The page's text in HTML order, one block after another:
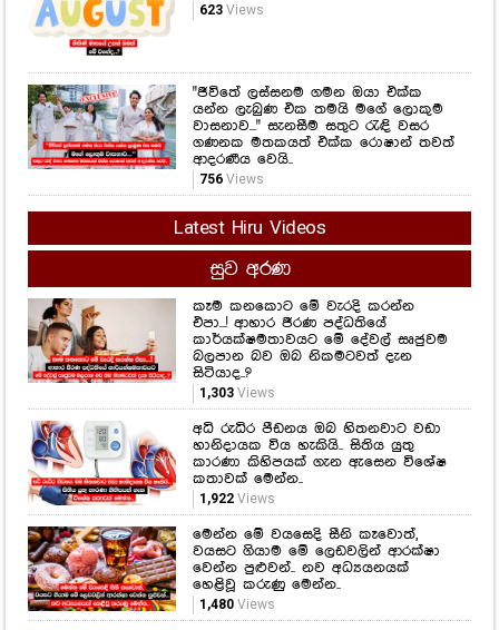
623Views
"ජීවිතේ ලස්සනම ගමන ඔයා එක්ක
යන්න ලැබුණ එක තමයි මගේ ලොකුම
වාසනාව..." සැනසීම සතුට රැඳි වසර
ගණනක මතකයත් එක්ක රොෂාන් තවත්
ආදරණීය වෙයි..
756Views
Latest Hiru Videos
සුව අරණ
කෑම කනකොට මේ වැරදි කරන්න
එපා...! ආහාර ජීරණ පද්ධතියේ
කාර්යක්ෂමතාවයට මේ දේවල් සෘජුවම
බලපාන බව ඔබ නිකමටවත් දැන
සිටියාද..?
1,303Views
අධි රුධිර පීඩනය ඔබ හිතනවාට වඩා
හානිදායක විය හැකියි.. සිතිය යුතු
කාරණා කිහිපයක් ගැන ඇසෙන විශේෂ
කතාවක් මෙන්න..
1,922Views
මෙන්න මේ වයසෙදි සීනි කෑවොත්,
වයසට ගියාම මේ ලෙඩවලින් ආරක්ෂා
වෙන්න පුළුවන්.. නව අධ්‍යයනයක්
හෙළිවූ කරුණු මෙන්න..
1,480Views